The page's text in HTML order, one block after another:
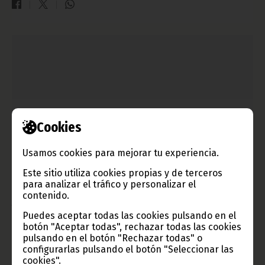
Cookies
Usamos cookies para mejorar tu experiencia.
Este sitio utiliza cookies propias y de terceros
para analizar el tráfico y personalizar el
contenido.
Puedes aceptar todas las cookies pulsando en el
botón "Aceptar todas", rechazar todas las cookies
pulsando en el botón "Rechazar todas" o
configurarlas pulsando el botón "Seleccionar las
cookies".
Reunión del Primer Ministro con el comité organizador
de la Cumbre de la UA
junio 17, 2014
El vienes 20 de junio comienzan en Malabo las reuniones
previas pertenecientes a la Cumbre de la Unión Africana. Ante
la cercanía de la fecha, el Primer Ministro del Gobierno,
Encargado de la Coordinación Administrativa, Vicente Ehate
Tomi, se ha reunido con los miembros del comité organizador,